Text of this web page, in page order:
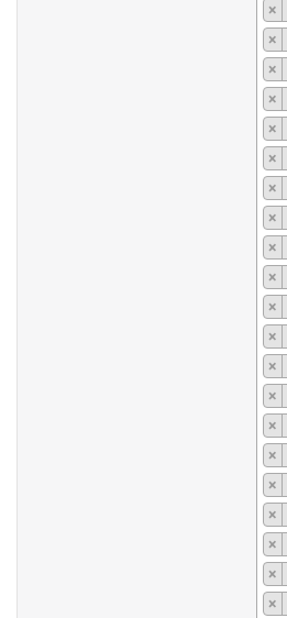
×
×
×
×
×
×
×
×
×
×
×
×
×
×
×
×
×
×
×
×
×